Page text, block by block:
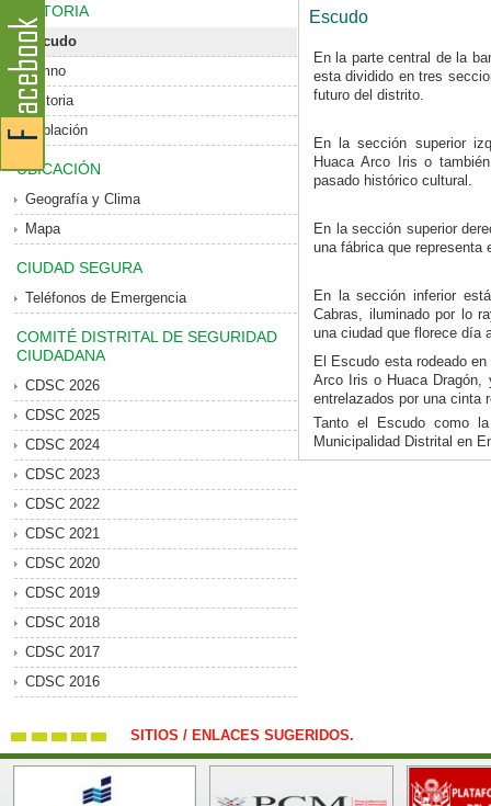
HISTORIA
Escudo
Himno
Historia
Población
UBICACIÓN
Geografía y Clima
Mapa
CIUDAD SEGURA
Teléfonos de Emergencia
COMITÉ DISTRITAL DE SEGURIDAD
CIUDADANA
CDSC 2026
CDSC 2025
CDSC 2024
CDSC 2023
CDSC 2022
CDSC 2021
CDSC 2020
CDSC 2019
CDSC 2018
CDSC 2017
CDSC 2016
Escudo
En la parte central de la
esta dividido en tres
futuro del distrito.
En la sección superior
Huaca Arco Iris o
pasado histórico cultural.
En la sección superior
una fábrica que representa
En la sección inferior
Cabras, iluminado por lo
una ciudad que florece día
El Escudo esta rodeado
Arco Iris o Huaca Dragón,
entrelazados por una cinta
Tanto el Escudo como
Municipalidad Distrital en
SITIOS / ENLACES SUGERIDOS.